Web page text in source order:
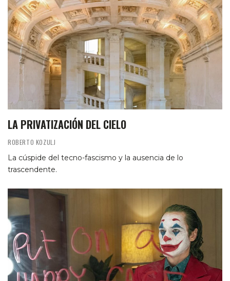
LA PRIVATIZACIÓN DEL CIELO
ROBERTO KOZULJ
La cúspide del tecno-fascismo y la ausencia de lo
trascendente.